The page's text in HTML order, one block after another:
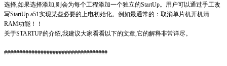
选择,如果选择添加,则会为每个工程添加一个独立的StartUp。用户可以通过手工改
写StartUp.a51实现某些必要的上电初始化。例如最通常的：取消单片机开机清
RAM功能！！
关于STARTUP的介绍,我建议大家看看以下的文章,它的解释非常详尽。
##################################